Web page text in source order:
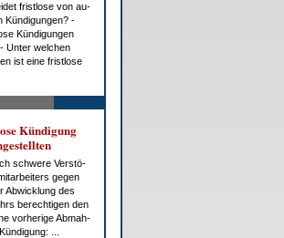
frist­lo­se von au­
Kün­di­gun­gen? -
Kün­di­gun­gen
Un­ter wel­chen
ist ei­ne frist­lo­se
Kün­di­gung
schwe­re Ver­stö­
ge­gen
Ab­wick­lung des
be­rech­ti­gen den
vor­he­ri­ge Ab­mah­
...